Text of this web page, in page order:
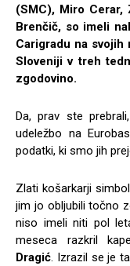
(SMC), Miro Cerar,
Brenčič, so imeli
Carigradu na
Sloveniji v treh
zgodovino.
Da, prav ste
udeležbo na
podatki, ki smo jih
Zlati košarkarji
jim jo obljubili točno
niso imeli niti pol
meseca razkril
Dragić . Izrazil se je